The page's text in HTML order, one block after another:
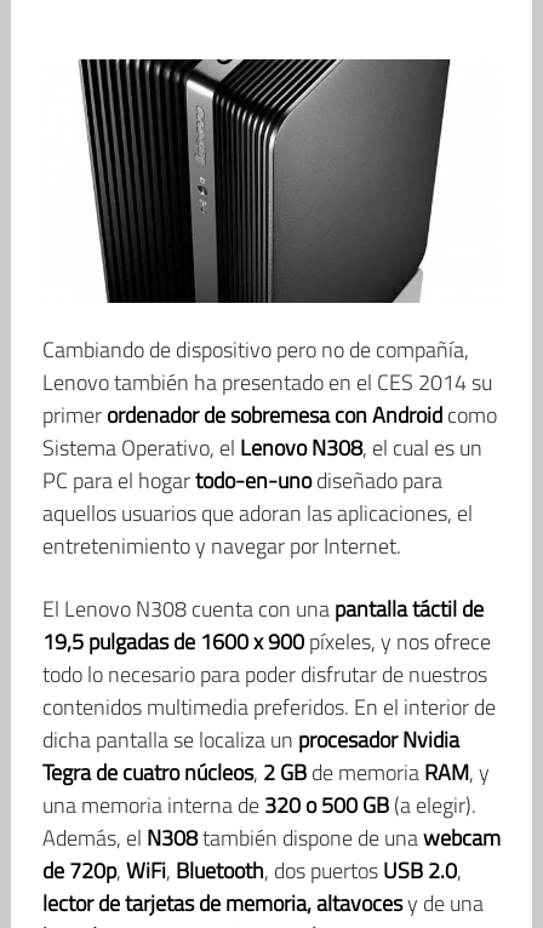
Cambiando de dispositivo pero no de compañía,
Lenovo también ha presentado en el CES 2014 su
primerordenador de sobremesa con Androidcomo
Sistema Operativo, el Lenovo N308, el cual es un
PC para el hogartodo-en-unodiseñado para
aquellos usuarios que adoran las aplicaciones, el
entretenimiento y navegar por Internet.
El Lenovo N308 cuenta con unapantalla táctil de
19,5 pulgadas de 1600 x 900píxeles, y nos ofrece
todo lo necesario para poder disfrutar de nuestros
contenidos multimedia preferidos. En el interior de
dicha pantalla se localiza un procesador Nvidia
Tegra de cuatro núcleos, 2 GBde memoriaRAM, y
una memoria interna de320 o 500 GB(a elegir).
Además, el N308también dispone de unawebcam
de 720p,WiFi, Bluetooth, dos puertosUSB 2.0,
lector de tarjetas de memoria, altavocesy de una